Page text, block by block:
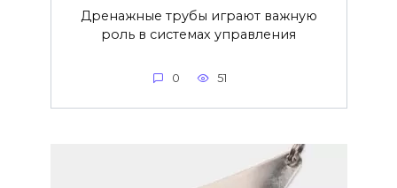
Дренажные трубы играют важную
роль в системах управления
0 51